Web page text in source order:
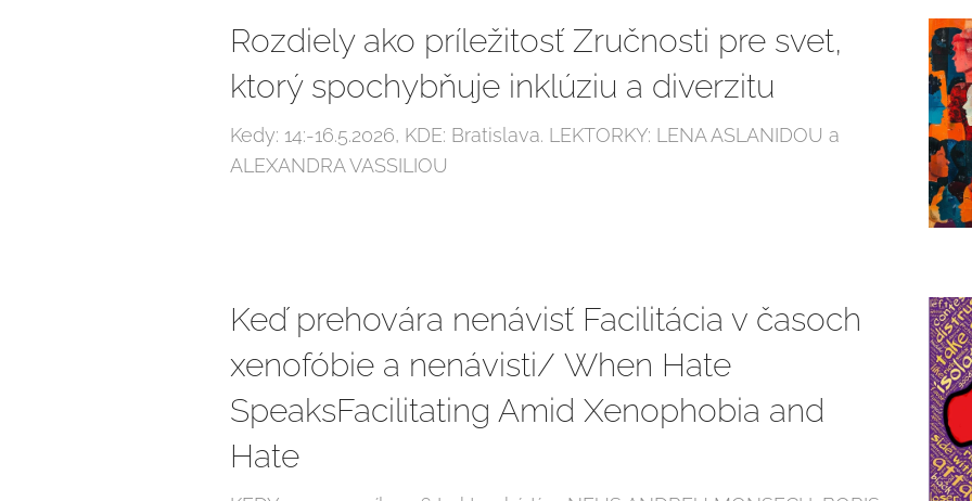
Rozdiely ako príležitosť Zručnosti pre svet,
ktorý spochybňuje inklúziu a diverzitu
Kedy: 14:-16.5.2026, KDE: Bratislava. LEKTORKY: LENA ASLANIDOU a
ALEXANDRA VASSILIOU
Keď prehovára nenávisť Facilitácia v časoch
xenofóbie a nenávisti/ When Hate
SpeaksFacilitating Amid Xenophobia and
Hate